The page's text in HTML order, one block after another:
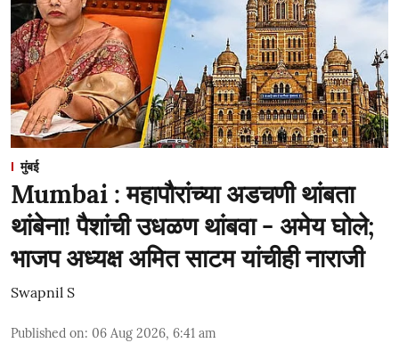
मुंबई
Mumbai : महापौरांच्या अडचणी थांबता
थांबेना! पैशांची उधळण थांबवा - अमेय घोले;
भाजप अध्यक्ष अमित साटम यांचीही नाराजी
Swapnil S
Published on: 06 Aug 2026, 6:41 am